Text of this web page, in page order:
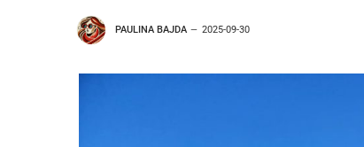
PAULINA BAJDA 2025-09-30